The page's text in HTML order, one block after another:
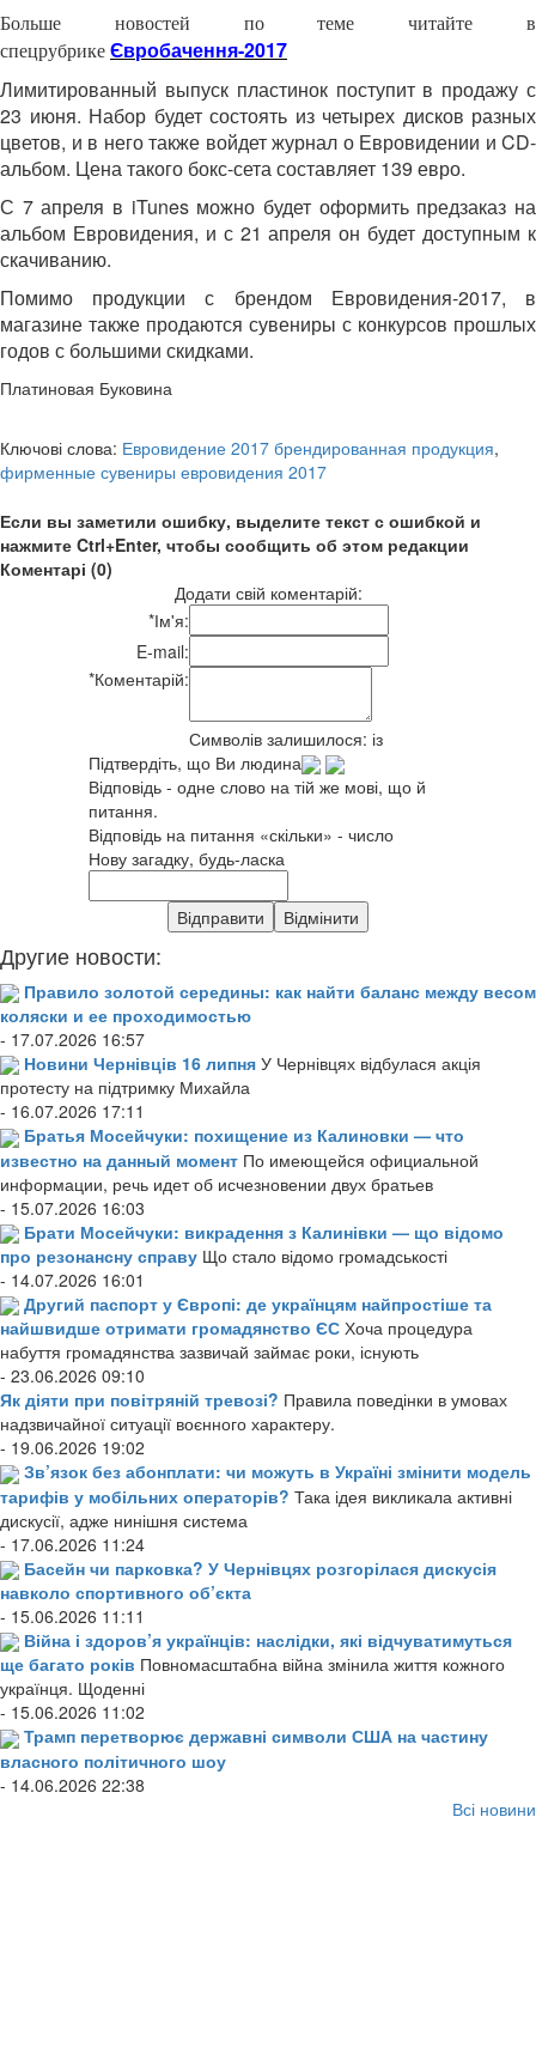
Больше новостей по теме читайте в
спецрубрике Євробачення-2017
Лимитированный выпуск пластинок поступит в продажу с
23 июня. Набор будет состоять из четырех дисков разных
цветов, и в него также войдет журнал о Евровидении и CD-
альбом. Цена такого бокс-сета составляет 139 евро.
С 7 апреля в iTunes можно будет оформить предзаказ на
альбом Евровидения, и с 21 апреля он будет доступным к
скачиванию.
Помимо продукции с брендом Евровидения-2017, в
магазине также продаются сувениры с конкурсов прошлых
годов с большими скидками.
Платиновая Буковина
Ключові слова: Евровидение 2017 брендированная продукция,
фирменные сувениры евровидения 2017
Если вы заметили ошибку, выделите текст с ошибкой и
нажмите Ctrl+Enter, чтобы сообщить об этом редакции
Коментарі (0)
Додати свій коментарій:
*Ім'я:
E-mail:
*Коментарій:
Символів залишилося: із
Підтвердіть, що Ви людина
Відповідь - одне слово на тій же мові, що й
питання.
Відповідь на питання «скільки» - число
Нову загадку, будь-ласка
Другие новости:
Правило золотой середины: как найти баланс между весом
коляски и ее проходимостью
- 17.07.2026 16:57
Новини Чернівців 16 липня У Чернівцях відбулася акція
протесту на підтримку Михайла
- 16.07.2026 17:11
Братья Мосейчуки: похищение из Калиновки — что
известно на данный момент По имеющейся официальной
информации, речь идет об исчезновении двух братьев
- 15.07.2026 16:03
Брати Мосейчуки: викрадення з Калинівки — що відомо
про резонансну справу Що стало відомо громадськості
- 14.07.2026 16:01
Другий паспорт у Європі: де українцям найпростіше та
найшвидше отримати громадянство ЄС Хоча процедура
набуття громадянства зазвичай займає роки, існують
- 23.06.2026 09:10
Як діяти при повітряній тревозі? Правила поведінки в умовах
надзвичайної ситуації воєнного характеру.
- 19.06.2026 19:02
Зв’язок без абонплати: чи можуть в Україні змінити модель
тарифів у мобільних операторів? Така ідея викликала активні
дискусії, адже нинішня система
- 17.06.2026 11:24
Басейн чи парковка? У Чернівцях розгорілася дискусія
навколо спортивного об’єкта
- 15.06.2026 11:11
Війна і здоров’я українців: наслідки, які відчуватимуться
ще багато років Повномасштабна війна змінила життя кожного
українця. Щоденні
- 15.06.2026 11:02
Трамп перетворює державні символи США на частину
власного політичного шоу
- 14.06.2026 22:38
Всі новини